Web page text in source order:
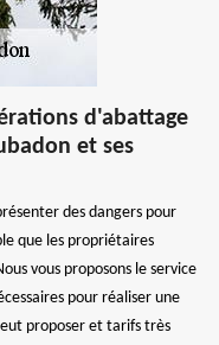
d'abattage
et ses
des dangers pour
que les propriétaires
vous proposons le service
pour réaliser une
proposer et tarifs très